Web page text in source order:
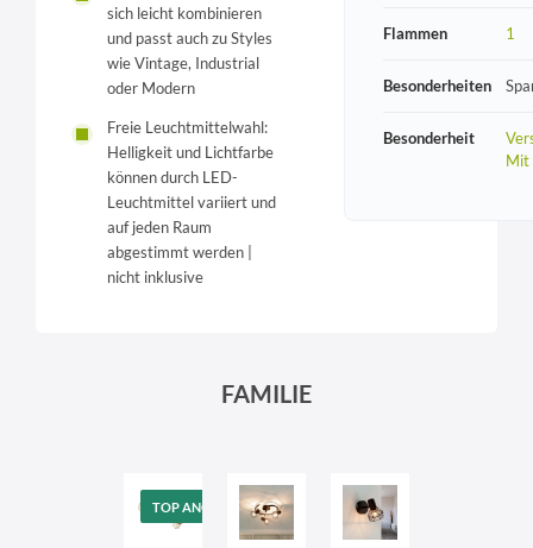
sich leicht kombinieren
und passt auch zu Styles
wie Vintage, Industrial
oder Modern
Freie Leuchtmittelwahl:
Helligkeit und Lichtfarbe
können durch LED-
Leuchtmittel variiert und
auf jeden Raum
abgestimmt werden |
nicht inklusive
Flammen 1
Besonderheiten
Besonderheit
Mit
FAMILIE
TOP ANGEBOT